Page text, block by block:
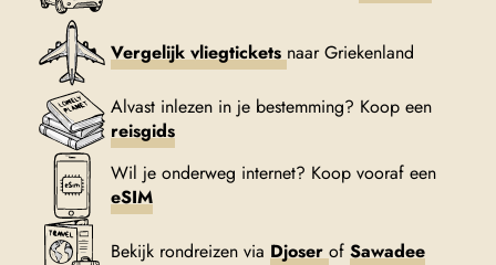
Vergelijk vliegtickets naar Griekenland
Alvast inlezen in je bestemming? Koop een
reisgids
Wil je onderweg internet? Koop vooraf een
eSIM
Bekijk rondreizen via Djoser of Sawadee